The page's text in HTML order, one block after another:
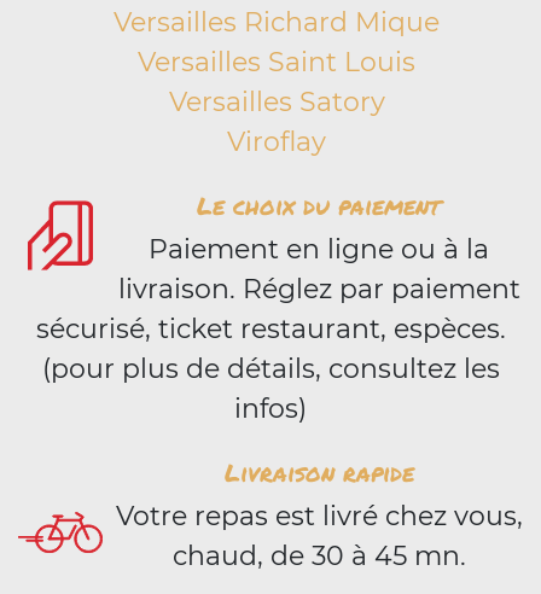
Versailles Richard Mique
Versailles Saint Louis
Versailles Satory
Viroflay
Le choix du paiement
Paiement en ligne ou à la
livraison. Réglez par paiement
sécurisé, ticket restaurant, espèces.
(pour plus de détails, consultez les
infos)
Livraison rapide
Votre repas est livré chez vous,
chaud, de 30 à 45 mn.